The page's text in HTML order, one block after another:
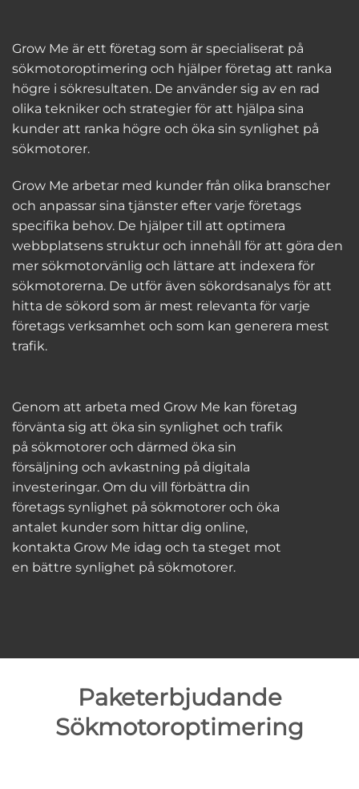
Grow Me är ett företag som är specialiserat på
sökmotoroptimering och hjälper företag att ranka
högre i sökresultaten. De använder sig av en rad
olika tekniker och strategier för att hjälpa sina
kunder att ranka högre och öka sin synlighet på
sökmotorer.
Grow Me arbetar med kunder från olika branscher
och anpassar sina tjänster efter varje företags
specifika behov. De hjälper till att optimera
webbplatsens struktur och innehåll för att göra den
mer sökmotorvänlig och lättare att indexera för
sökmotorerna. De utför även sökordsanalys för att
hitta de sökord som är mest relevanta för varje
företags verksamhet och som kan generera mest
trafik.
Genom att arbeta med Grow Me kan företag
förvänta sig att öka sin synlighet och trafik
på sökmotorer och därmed öka sin
försäljning och avkastning på digitala
investeringar. Om du vill förbättra din
företags synlighet på sökmotorer och öka
antalet kunder som hittar dig online,
kontakta Grow Me idag och ta steget mot
en bättre synlighet på sökmotorer.
Paketerbjudande
Sökmotoroptimering